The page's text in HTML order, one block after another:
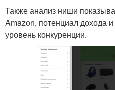
Также анализ ниши
Amazon, потенциал дохода
уровень конкуренции.